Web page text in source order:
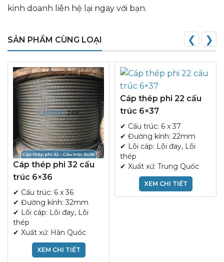
kinh doanh liên hệ lại ngay với bạn.
SẢN PHẨM CÙNG LOẠI ❮
Cáp thép phi 32 cấu
trúc 6×36
✔ Cấu trúc: 6 x 36
✔ Đường kính: 32mm
✔ Lõi cáp: Lõi đay, Lõi
thép
✔ Xuất xứ: Hàn Quốc
XEM CHI TIẾT
Cáp thép phi 22 cấu
trúc 6×37
✔ Cấu trúc: 6 x 37
✔ Đường kính: 22mm
✔ Lõi cáp: Lõi đay, Lõi
thép
✔ Xuất xứ: Trung Quốc
XEM CHI TIẾT
❯